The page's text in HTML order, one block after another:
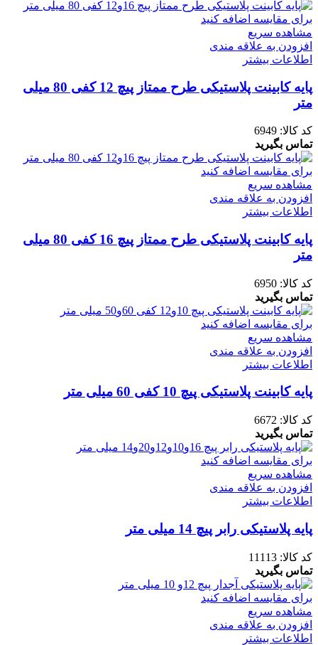
برای مقایسه اضافه کنید
مشاهده سریع
افزودن به علاقه مندی
اطلاعات بیشتر
پایه کابینت پلاستیکی طرح ممتاز پیچ 12 کفی 80 میلی
متر
کد کالا: 6949
تماس بگیرید
برای مقایسه اضافه کنید
مشاهده سریع
افزودن به علاقه مندی
اطلاعات بیشتر
پایه کابینت پلاستیکی طرح ممتاز پیچ 16 کفی 80 میلی
متر
کد کالا: 6950
تماس بگیرید
برای مقایسه اضافه کنید
مشاهده سریع
افزودن به علاقه مندی
اطلاعات بیشتر
پایه کابینت پلاستیکی پیچ 10 کفی 60 میلی متر
کد کالا: 6672
تماس بگیرید
برای مقایسه اضافه کنید
مشاهده سریع
افزودن به علاقه مندی
اطلاعات بیشتر
پایه پلاستیکی رابر پیچ 14 میلی متر
کد کالا: 11113
تماس بگیرید
برای مقایسه اضافه کنید
مشاهده سریع
افزودن به علاقه مندی
اطلاعات بیشتر